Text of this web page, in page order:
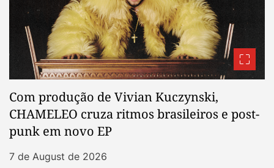
Com produção de Vivian Kuczynski,
CHAMELEO cruza ritmos brasileiros e post-
punk em novo EP
7 de August de 2026